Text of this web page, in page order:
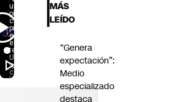
MÁS
LEÍDO
“Genera
expectación”:
Medio
especializado
destaca